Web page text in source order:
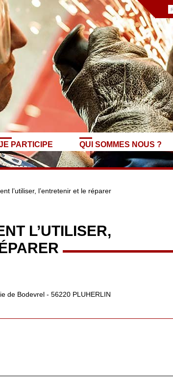
PARTICIPE QUI SOMMES NOUS ?
l’utiliser, l’entretenir et le réparer
L’UTILISER,
de Bodevrel - 56220 PLUHERLIN